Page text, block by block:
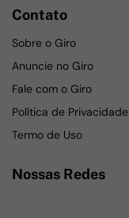
Contato
Sobre o Giro
Anuncie no Giro
Fale com o Giro
Política de Privacidade
Termo de Uso
Nossas Redes